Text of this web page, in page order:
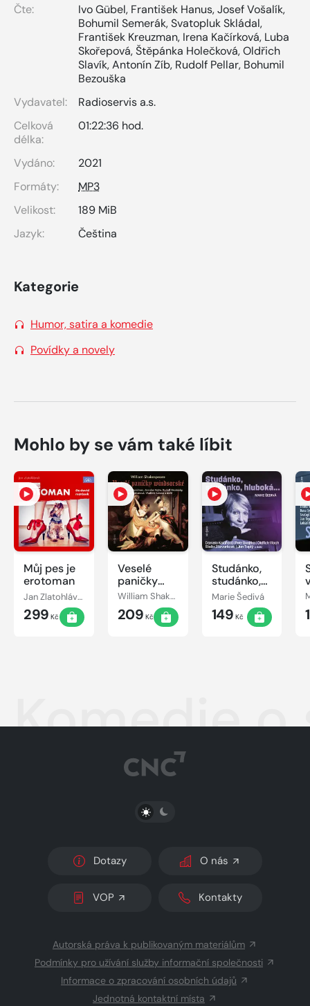
Čte:
Ivo Gübel, František Hanus,Josef Vošalík,
Bohumil Semerák,Svatopluk Skládal,
František Kreuzman, Irena Kačírková, Luba
Skořepová,Štěpánka Holečková,Oldřich
Slavík,Antonín Zíb, Rudolf Pellar, Bohumil
Bezouška
Vydavatel:
Radioservis a.s.
Celková
délka:
01:22:36 hod.
Vydáno:
2021
Formáty:
MP3
Velikost:
189 MiB
Jazyk:
Čeština
Kategorie
Humor, satira a komedie
Povídky a novely
Mohlo by se vám také líbit
Můj pes je
erotoman
Jan Zlatohlávek
299 Kč
Veselé
paničky
windsorskéWilliam Shakespeare
209 Kč
Studánko,
studánko,
hluboká...
Marie Šedivá
149 Kč
Komedie
PŘEPNOUT SVĚTLÝ/TMAVÝ REŽIM
Dotazy O nás
VOP Kontakty
Autorská práva k publikovaným materiálům
Podmínky pro užívání služby informační společnosti
Informace o zpracování osobních údajů
Jednotná kontaktní místa